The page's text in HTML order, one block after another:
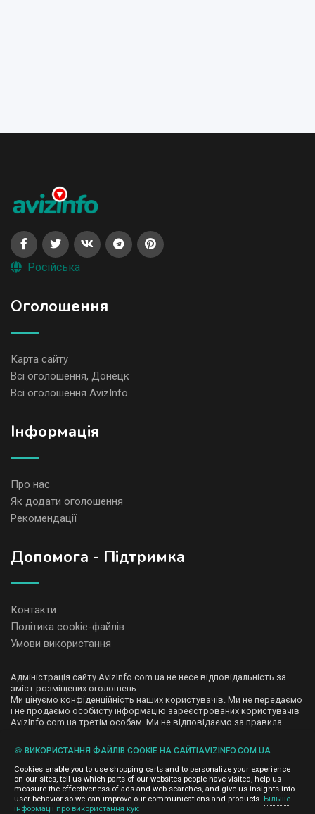
Російська
Оголошення
Карта сайту
Всі оголошення, Донецк
Всі оголошення AvizInfo
Iнформація
Про нас
Як додати оголошення
Рекомендації
Допомога - Підтримка
Контакти
Політика cookie-файлів
Умови використання
Адміністрація сайту AvizInfo.com.ua не несе відповідальність за
зміст розміщених оголошень.
Ми цінуємо конфіденційність наших користувачів. Ми не передаємо
і не продаємо особисту інформацію зареєстрованих користувачів
AvizInfo.com.ua третім особам. Ми не відповідаємо за правила
деяких сторінках нашого сайту представлена реклама Google
Adsense Advertising Network. Щоб дізнатися детальніше про
правила конфіденційності Googleнатисніть тут.
🍪 ВИКОРИСТАННЯ ФАЙЛІВ COOKIE НА САЙТІAVIZINFO.COM.UA
Cookies enable you to use shopping carts and to personalize your experience
on our sites, tell us which parts of our websites people have visited, help us
measure the effectiveness of ads and web searches, and give us insights into
user behavior so we can improve our communications and products. Більше
інформації про використання кук